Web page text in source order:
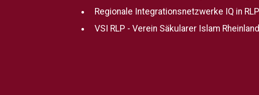
Regionale Integrationsnetzwerke IQ in
VSI RLP - Verein Säkularer Islam